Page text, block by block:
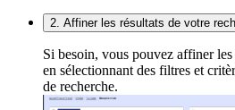
2. Affiner les résultats de votre
Si besoin, vous pouvez affiner
en sélectionnant des filtres et
de recherche.